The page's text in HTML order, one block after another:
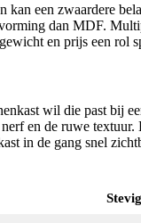
een zwaardere
dan MDF.
en prijs een rol
wil die past bij
en de ruwe
in de gang snel